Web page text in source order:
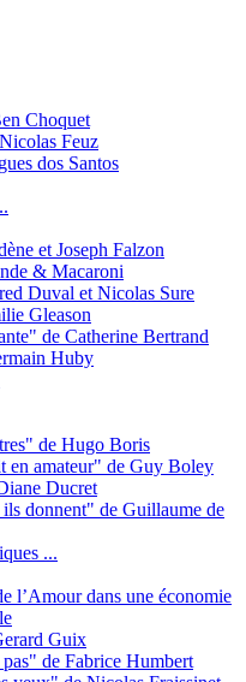
Choquet
Feuz
dos Santos
et Joseph Falzon
& Macaroni
Duval et Nicolas Sure
Gleason
de Catherine Bertrand
Huby
de Hugo Boris
en amateur" de Guy Boley
Ducret
donnent" de Guillaume de
...
l’Amour dans une économie
Guix
de Fabrice Humbert